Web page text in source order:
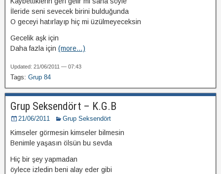
İleride seni sevecek birini bulduğunda
O geceyi hatırlayıp hiç mi üzülmeyeceksin
Gecelik aşk için
Daha fazla için (more…)
Updated: 21/06/2011 — 07:43
Tags: Grup 84
Grup Seksendört – K.G.B
21/06/2011 Grup Seksendört
Kimseler görmesin kimseler bilmesin
Benimle yaşasın ölsün bu sevda
Hiç bir şey yapmadan
öylece izledin beni alay eder gibi